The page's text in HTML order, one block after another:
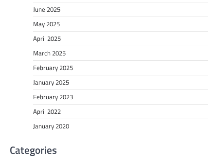
June 2025
May 2025
April 2025
March 2025
February 2025
January 2025
February 2023
April 2022
January 2020
Categories